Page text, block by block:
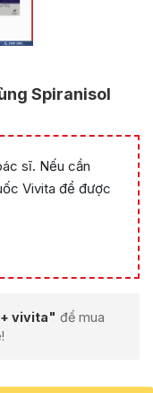
Spiranisol
sĩ. Nếu cần
Vivita để được
+ vivita" để mua